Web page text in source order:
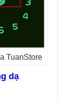
TuanStore
dạ